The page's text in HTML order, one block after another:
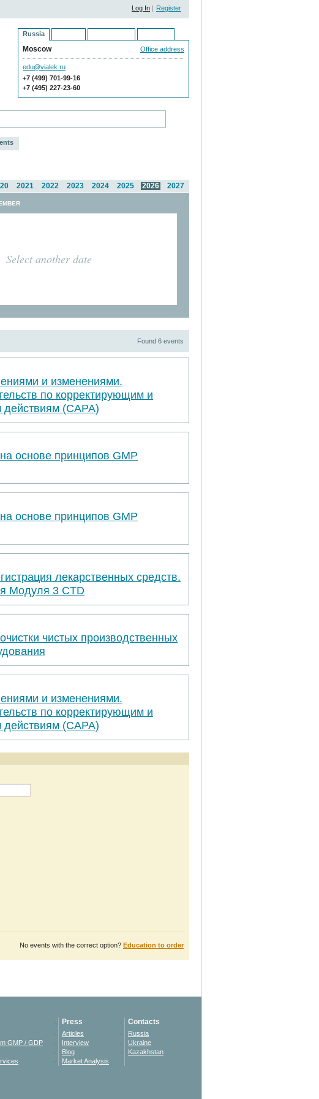
Log In | Register
Russia
Moscow Office address
edu@vialek.ru
+7 (499) 701-99-16
+7 (495) 227-23-60
2027
2026
2025
2024
2023
2022
2021
Select another date
Found 6 events
и изменениями.
по корректирующим и
(САРА)
основе принципов GMP
основе принципов GMP
лекарственных средств.
Модуля 3 CTD
чистых производственных
и изменениями.
по корректирующим и
(САРА)
No events with the correct option? Education to order
GMP / GDP
Press
Articles
Interview
Blog
Market Analysis
Contacts
Russia
Ukraine
Kazakhstan